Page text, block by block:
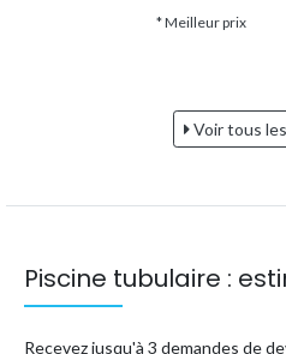
* Meilleur prix
Voir tous
Piscine tubulaire :
Recevez jusqu'à 3 demandes de